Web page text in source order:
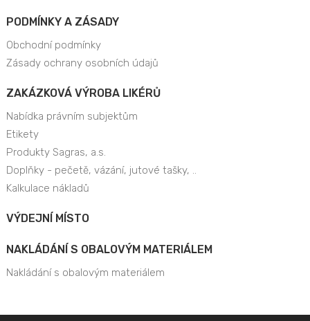
PODMÍNKY A ZÁSADY
Obchodní podmínky
Zásady ochrany osobních údajů
ZAKÁZKOVÁ VÝROBA LIKÉRŮ
Nabídka právním subjektům
Etikety
Produkty Sagras, a.s.
Doplňky - pečetě, vázání, jutové tašky, ..
Kalkulace nákladů
VÝDEJNÍ MÍSTO
NAKLÁDÁNÍ S OBALOVÝM MATERIÁLEM
Nakládání s obalovým materiálem